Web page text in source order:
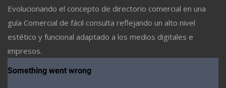
Evolucionando el concepto de directorio comercial en una
guía Comercial de fácil consulta reflejando un alto nivel
estético y funcional adaptado a los medios digitales e
impresos.